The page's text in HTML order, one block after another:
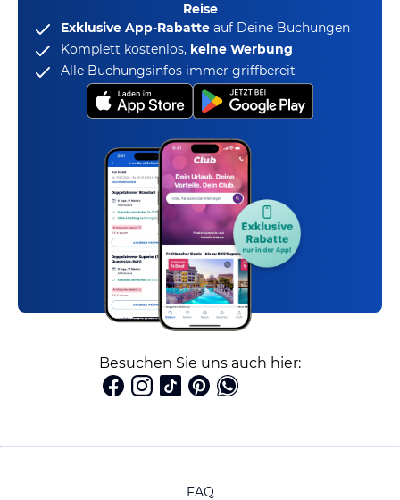
Reise
Exklusive App-Rabatte auf Deine Buchungen
Komplett kostenlos, keine Werbung
Alle Buchungsinfos immer griffbereit
Besuchen Sie uns auch hier:
FAQ